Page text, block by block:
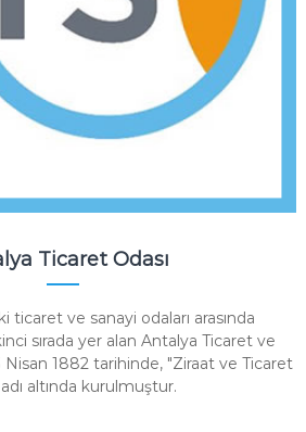
Ticaret Odası
ticaret ve sanayi odaları arasında
sırada yer alan Antalya Ticaret ve
Nisan 1882 tarihinde, "Ziraat ve Ticaret
adı altında kurulmuştur.